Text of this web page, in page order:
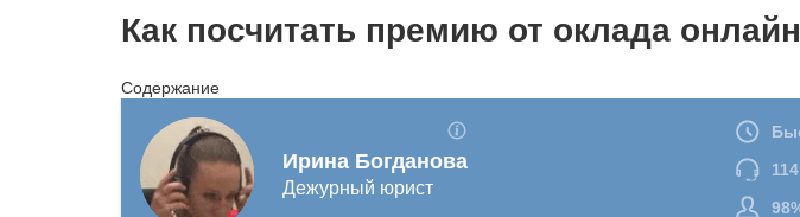
Как посчитать премию от оклада онлайн
Содержание